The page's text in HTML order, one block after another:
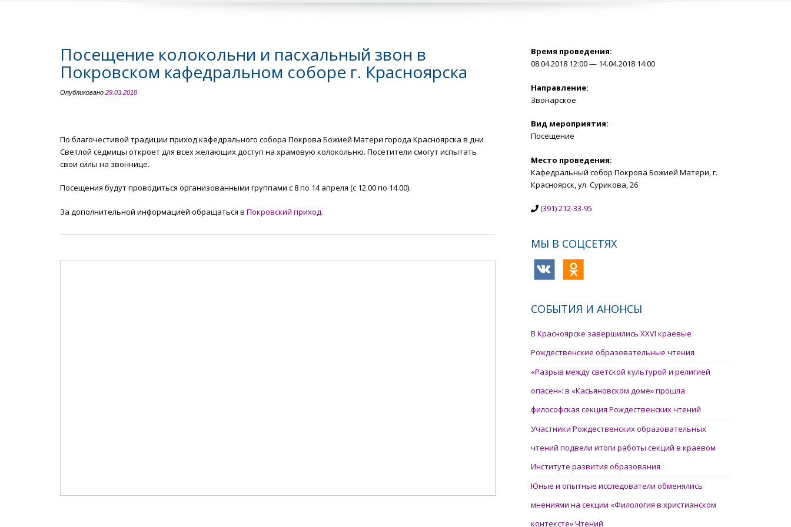
Посещение колокольни и пасхальный звон в
Покровском кафедральном соборе г. Красноярска
Опубликовано 29.03.2018
По благочестивой традиции приход кафедрального собора Покрова Божией Матери города Красноярска в дни
Светлой седмицы откроет для всех желающих доступ на храмовую колокольню. Посетители смогут испытать
свои силы на звоннице.
Посещения будут проводиться организованными группами с 8 по 14 апреля (с 12.00 по 14.00).
За дополнительной информацией обращаться в Покровский приход.
Время проведения:
08.04.2018 12:00 — 14.04.2018 14:00
Направление:
Звонарское
Вид мероприятия:
Посещение
Место проведения:
Кафедральный собор Покрова Божией Матери, г.
Красноярск, ул. Сурикова, 26
(391) 212-33-95
МЫ В СОЦСЕТЯХ
СОБЫТИЯ И АНОНСЫ
В Красноярске завершились XXVI краевые
Рождественские образовательные чтения
«Разрыв между светской культурой и религией
опасен»: в «Касьяновском доме» прошла
философская секция Рождественских чтений
Участники Рождественских образовательных
чтений подвели итоги работы секций в краевом
Институте развития образования
Юные и опытные исследователи обменялись
мнениями на секции «Филология в христианском
контексте» Чтений